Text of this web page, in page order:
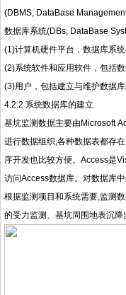
(DBMS, DataBase
数据库系统(DBs, DataBase
(1)计算机硬件平台，数据库系
(2)系统软件和应用软件，包括
(3)用户，包括建立与维护数据
4.2.2 系统数据库的建立
基坑监测数据主要由Microsoft
进行数据组织,各种数据表都存
序开发也比较方便。Access是
访问Access数据库。对数据库
根据监测项目和系统需要,监测
的受力监测、基坑周围地表沉